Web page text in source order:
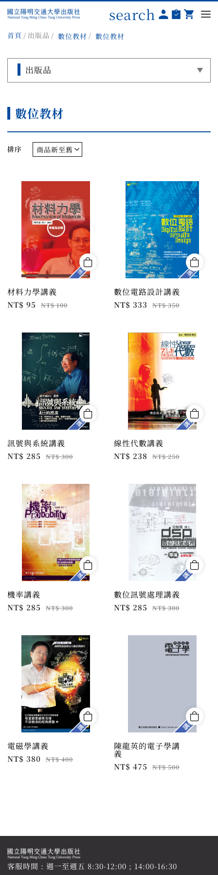
search
首頁 出版品 數位教材 數位教材
出版品
數位教材
排序
材料力學講義
NT$ 95 NT$ 100
數位電路設計講義
NT$ 333 NT$ 350
訊號與系統講義
NT$ 285 NT$ 300
線性代數講義
NT$ 238 NT$ 250
機率講義
NT$ 285 NT$ 300
數位訊號處理講義
NT$ 285 NT$ 300
電磁學講義
NT$ 380 NT$ 400
陳龍英的電子學講
義
NT$ 475 NT$ 500
客服時間 : 週一至週五 8:30-12:00 ; 14:00-16:30